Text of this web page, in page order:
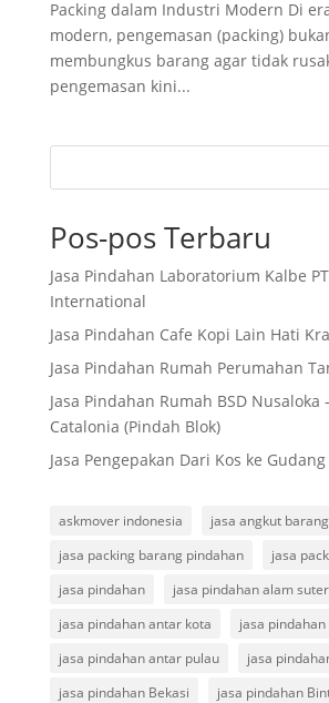
Packing dalam Industri Modern Di
modern, pengemasan (packing)
membungkus barang agar tidak
pengemasan kini...
Pos-pos Terbaru
Jasa Pindahan Laboratorium Kalbe
International
Jasa Pindahan Cafe Kopi Lain Hati
Jasa Pindahan Rumah Perumahan
Jasa Pindahan Rumah BSD Nusaloka
Catalonia (Pindah Blok)
Jasa Pengepakan Dari Kos ke
askmover indonesia
jasa angkut barang
jasa packing barang pindahan
jasa
jasa pindahan
jasa pindahan alam
jasa pindahan antar kota
jasa
jasa pindahan antar pulau
jasa
jasa pindahan Bekasi
jasa pindahan